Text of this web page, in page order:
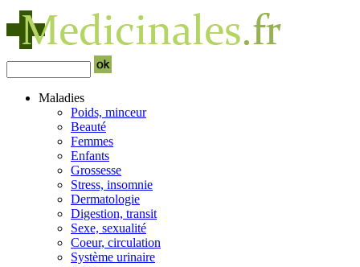
Maladies
Poids, minceur
Beauté
Femmes
Enfants
Grossesse
Stress, insomnie
Dermatologie
Digestion, transit
Sexe, sexualité
Coeur, circulation
Système urinaire